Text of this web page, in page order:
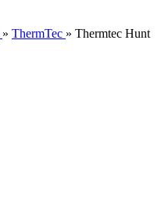
» ThermTec » Thermtec Hunt